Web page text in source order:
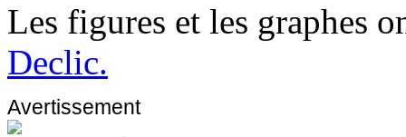
Les figures et les graphes
Declic.
Avertissement